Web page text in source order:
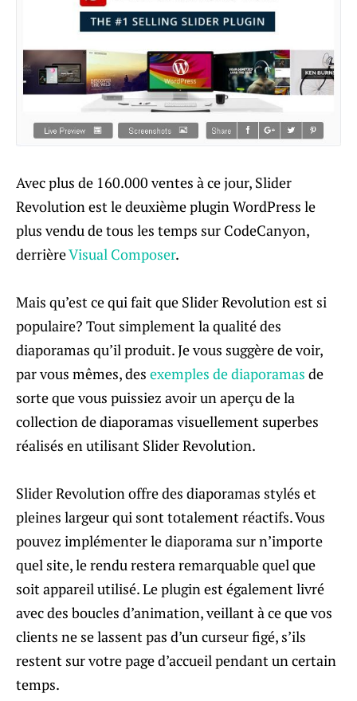
Avec plus de 160.000 ventes à ce jour, Slider
Revolution est le deuxième plugin WordPress le
plus vendu de tous les temps sur CodeCanyon,
derrièreVisual Composer.
Mais qu’est ce qui fait que Slider Revolution est si
populaire? Tout simplement la qualité des
diaporamas qu’il produit. Je vous suggère de voir,
par vous mêmes, des exemples de diaporamas de
sorte que vous puissiez avoir un aperçu de la
collection de diaporamas visuellement superbes
réalisés en utilisant Slider Revolution.
Slider Revolution offre des diaporamas stylés et
pleines largeur qui sont totalement réactifs. Vous
pouvez implémenter le diaporama sur n’importe
quel site, le rendu restera remarquable quel que
soit appareil utilisé. Le plugin est également livré
avec des boucles d’animation, veillant à ce que vos
clients ne se lassent pas d’un curseur figé, s’ils
restent sur votre page d’accueil pendant un certain
temps.